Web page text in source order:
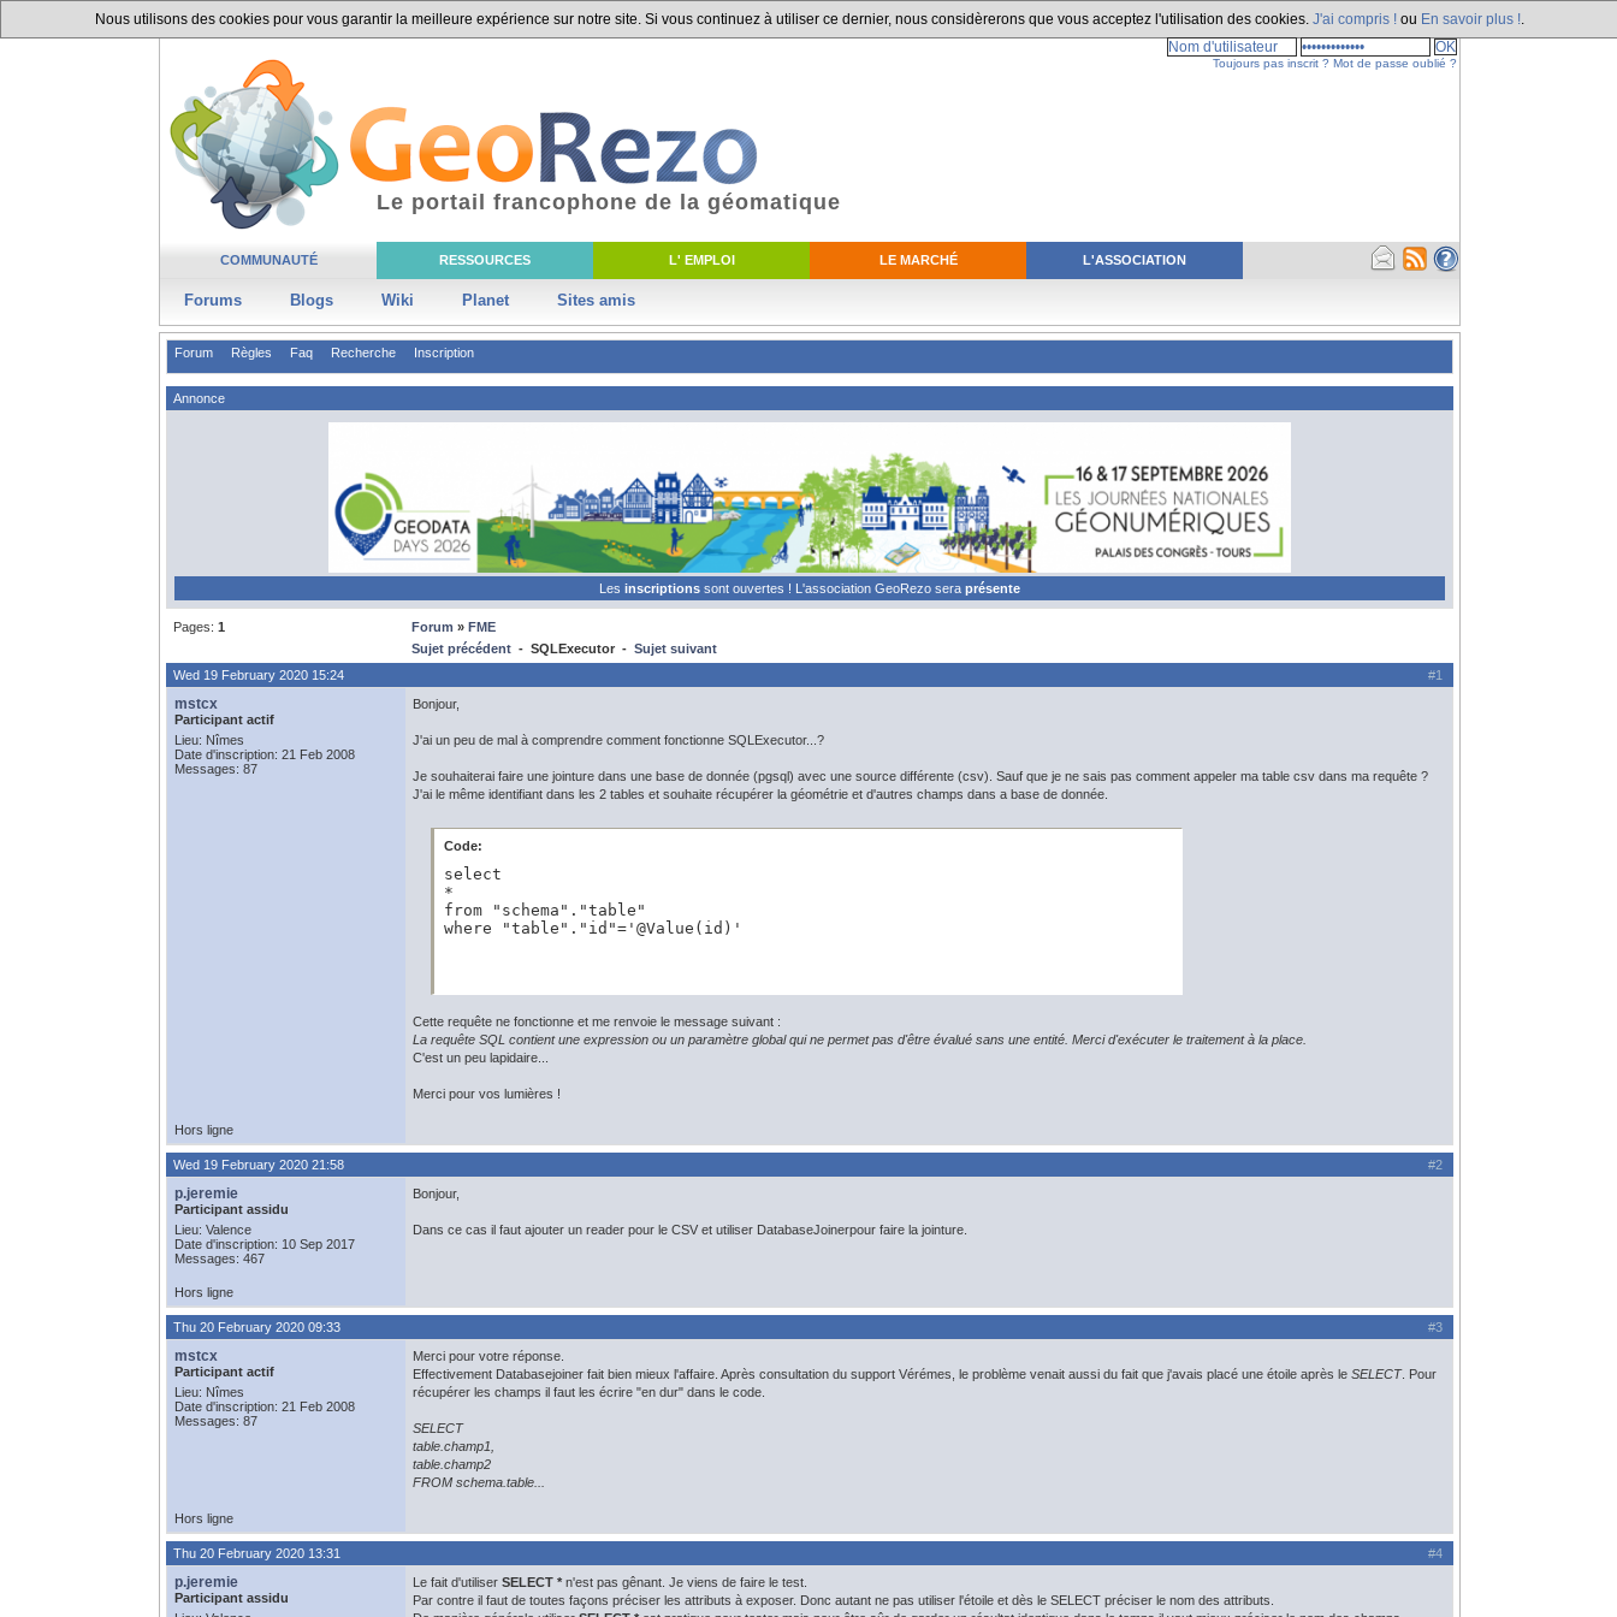
Nous utilisons des cookies pour vous garantir la meilleure expérience sur notre site. Si vous continuez à utiliser ce dernier, nous considèrerons que vous acceptez l'utilisation des cookies. J'ai compris ! ou En savoir plus !
COMMUNAUTÉ RESSOURCES L' EMPLOI LE MARCHÉ L'ASSOCIATION
Forums Blogs Wiki Planet Sites amis
Le portail francophone de la géomatique
Toujours pas inscrit ? Mot de passe oublié ?
Forum Règles Faq Recherche Inscription
Annonce
Les inscriptions sont ouvertes ! L'association GeoRezo sera présente
Pages: 1 Forum » FME
Sujet précédent - SQLExecutor - Sujet suivant
#1
Wed 19 February 2020 15:24
mstcx
Participant actif
Lieu: Nîmes
Date d'inscription: 21 Feb 2008
Messages: 87
Bonjour,
J'ai un peu de mal à comprendre comment fonctionne SQLExecutor...?
Je souhaiterai faire une jointure dans une base de donnée (pgsql) avec une source différente (csv). Sauf que je ne sais pas comment appeler ma table csv dans ma requête ?
J'ai le même identifiant dans les 2 tables et souhaite récupérer la géométrie et d'autres champs dans a base de donnée.
Code:
select
*
from "schema"."table"
where "table"."id"='@Value(id)'
Cette requête ne fonctionne et me renvoie le message suivant :
La requête SQL contient une expression ou un paramètre global qui ne permet pas d'être évalué sans une entité. Merci d'exécuter le traitement à la place.
C'est un peu lapidaire...
Merci pour vos lumières !
Hors ligne
#2
Wed 19 February 2020 21:58
p.jeremie
Participant assidu
Lieu: Valence
Date d'inscription: 10 Sep 2017
Messages: 467
Bonjour,
Dans ce cas il faut ajouter un reader pour le CSV et utiliser DatabaseJoinerpour faire la jointure.
Hors ligne
#3
Thu 20 February 2020 09:33
mstcx
Participant actif
Lieu: Nîmes
Date d'inscription: 21 Feb 2008
Messages: 87
Merci pour votre réponse.
Effectivement Databasejoiner fait bien mieux l'affaire. Après consultation du support Vérémes, le problème venait aussi du fait que j'avais placé une étoile après le SELECT. Pour
récupérer les champs il faut les écrire "en dur" dans le code.
SELECT
table.champ1,
table.champ2
FROM schema.table...
Hors ligne
#4
Thu 20 February 2020 13:31
p.jeremie
Participant assidu
Le fait d'utiliser SELECT * n'est pas gênant. Je viens de faire le test.
Par contre il faut de toutes façons préciser les attributs à exposer. Donc autant ne pas utiliser l'étoile et dès le SELECT préciser le nom des attributs.